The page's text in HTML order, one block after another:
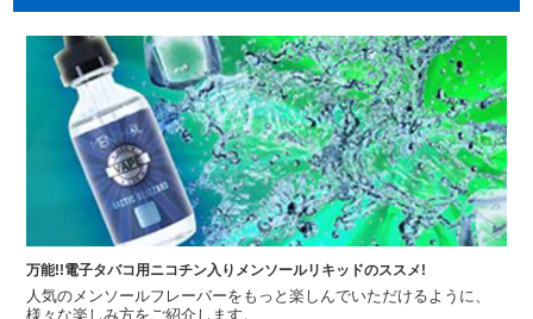
万能!!電子タバコ用ニコチン入りメンソールリキッドのススメ!
人気のメンソールフレーバーをもっと楽しんでいただけるように、
様々な楽しみ方をご紹介します。